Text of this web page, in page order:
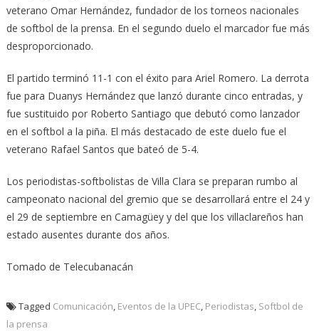
veterano Omar Hernández, fundador de los torneos nacionales
de softbol de la prensa. En el segundo duelo el marcador fue más
desproporcionado.
El partido terminó 11-1 con el éxito para Ariel Romero. La derrota
fue para Duanys Hernández que lanzó durante cinco entradas, y
fue sustituido por Roberto Santiago que debutó como lanzador
en el softbol a la piña. El más destacado de este duelo fue el
veterano Rafael Santos que bateó de 5-4.
Los periodistas-softbolistas de Villa Clara se preparan rumbo al
campeonato nacional del gremio que se desarrollará entre el 24 y
el 29 de septiembre en Camagüey y del que los villaclareños han
estado ausentes durante dos años.
Tomado de Telecubanacán
Tagged Comunicación, Eventos de la UPEC, Periodistas, Softbol de
la prensa